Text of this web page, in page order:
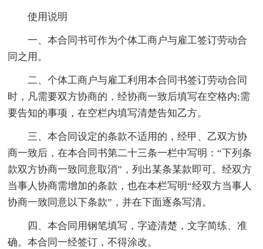
使用说明
一、本合同书可作为个体工商户与雇工签订劳动合
同之用。
二、个体工商户与雇工利用本合同书签订劳动合同
时，凡需要双方协商的，经协商一致后填写在空格内;需
要告知的事项，在空栏内填写清楚告知乙方。
三、本合同设定的条款不适用的，经甲、乙双方协
商一致后，在本合同书第二十三条一栏中写明：“下列条
款双方协商一致同意取消”，列出某条某款即可。经双方
当事人协商需增加的条款，也在本栏写明“经双方当事人
协商一致同意以下条款”，并在下面逐条写清。
四、本合同用钢笔填写，字迹清楚，文字简练、准
确。本合同一经签订，不得涂改。